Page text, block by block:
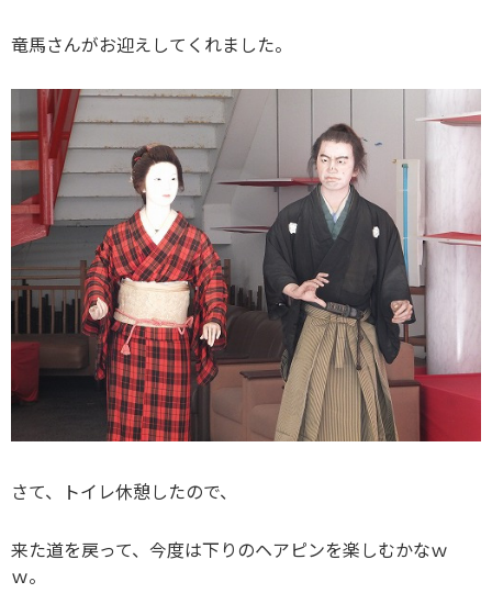
竜馬さんがお迎えしてくれました。
さて、トイレ休憩したので、
来た道を戻って、今度は下りのヘアピンを楽しむかなｗ
ｗ。